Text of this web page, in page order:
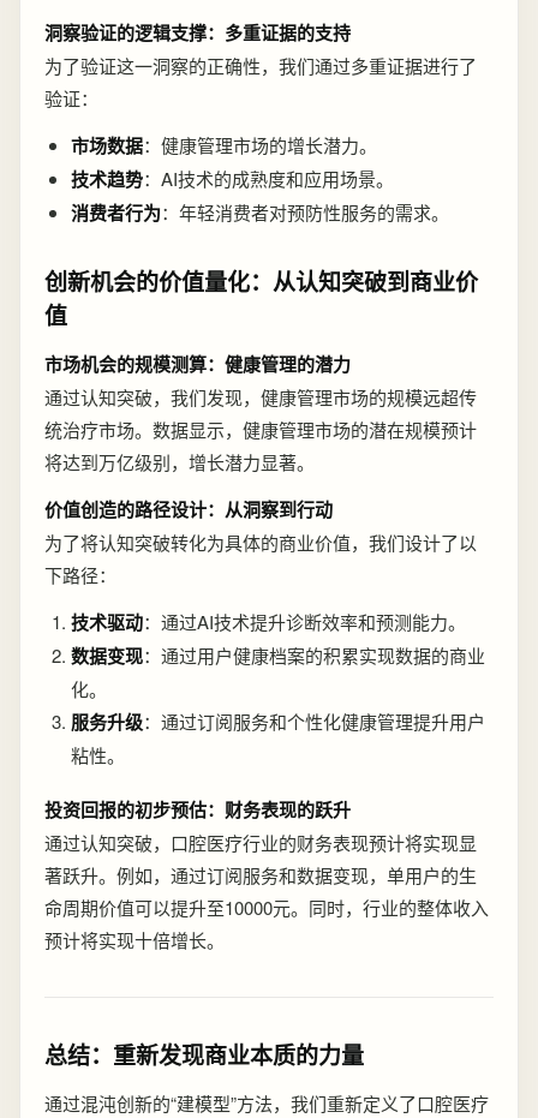
洞察验证的逻辑支撑：多重证据的支持
为了验证这一洞察的正确性，我们通过多重证据进行了
验证：
市场数据：健康管理市场的增长潜力。
技术趋势：AI技术的成熟度和应用场景。
消费者行为：年轻消费者对预防性服务的需求。
创新机会的价值量化：从认知突破到商业价
值
市场机会的规模测算：健康管理的潜力
通过认知突破，我们发现，健康管理市场的规模远超传
统治疗市场。数据显示，健康管理市场的潜在规模预计
将达到万亿级别，增长潜力显著。
价值创造的路径设计：从洞察到行动
为了将认知突破转化为具体的商业价值，我们设计了以
下路径：
技术驱动：通过AI技术提升诊断效率和预测能力。
数据变现：通过用户健康档案的积累实现数据的商业
化。
服务升级：通过订阅服务和个性化健康管理提升用户
粘性。
投资回报的初步预估：财务表现的跃升
通过认知突破，口腔医疗行业的财务表现预计将实现显
著跃升。例如，通过订阅服务和数据变现，单用户的生
命周期价值可以提升至10000元。同时，行业的整体收入
预计将实现十倍增长。
总结：重新发现商业本质的力量
通过混沌创新的“建模型”方法，我们重新定义了口腔医疗